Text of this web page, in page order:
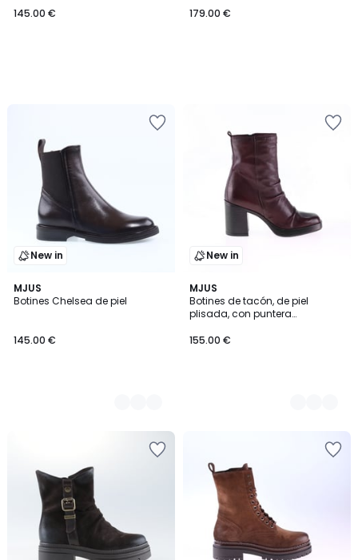
145.00 €
179.00 €
New in
MJUS
Botines Chelsea de piel
145.00 €
2
Colores
New in
MJUS
Botines de tacón, de piel
plisada, con puntera
155.00 €
2
Colores